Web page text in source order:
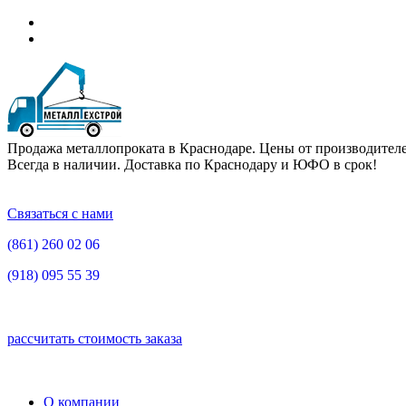
Продажа металлопроката в Краснодаре. Цены от
Всегда в наличии. Доставка по Краснодару и ЮФО в срок!
Связаться с нами
(861) 260 02 06
(918) 095 55 39
рассчитать стоимость заказа
О компании